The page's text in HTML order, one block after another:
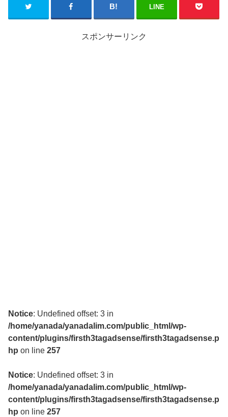
LINE
スポンサーリンク
Notice: Undefined offset: 3 in
/home/yanada/yanadalim.com/public_html/wp-
content/plugins/firsth3tagadsense/firsth3tagadsense.p
hp on line257
Notice: Undefined offset: 3 in
/home/yanada/yanadalim.com/public_html/wp-
content/plugins/firsth3tagadsense/firsth3tagadsense.p
hp on line257